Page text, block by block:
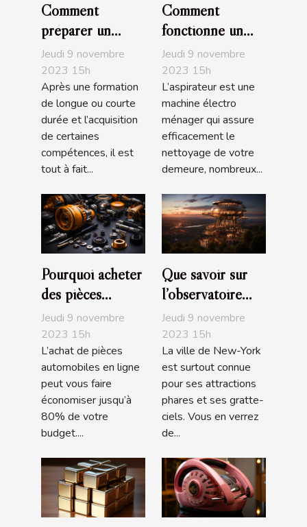
Comment
préparer un
entretien
d’embauche ?
Jeudi 9 novembre
2023 15h
Après une formation
de longue ou courte
durée et l’acquisition
de certaines
compétences, il est
tout à fait...
Comment
fonctionne un
aspirateur ?
Jeudi 9 novembre
2023 15h
L’aspirateur est une
machine électro
ménager qui assure
efficacement le
nettoyage de votre
demeure, nombreux...
Pourquoi acheter
des pièces
automobiles en
ligne ?
Jeudi 9 novembre
2023 15h
L’achat de pièces
automobiles en ligne
peut vous faire
économiser jusqu’à
80% de votre
budget....
Que savoir sur
l’observatoire
The Edge de
NYC ?
Jeudi 9 novembre
2023 15h
La ville de New-York
est surtout connue
pour ses attractions
phares et ses gratte-
ciels. Vous en verrez
de...